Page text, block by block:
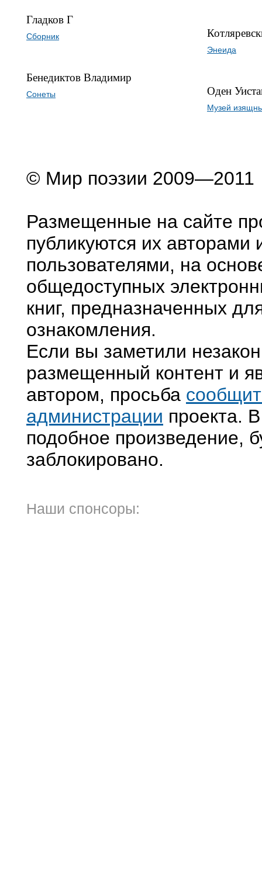
Гладков Г
Сборник
Бенедиктов Владимир
Сонеты
Энеида
Оден
Музей
© Мир поэзии 2009—2011
Размещенные на сайте
публикуются их авторами
пользователями, на
общедоступных
книг, предназначенных
ознакомления.
Если вы заметили
размещенный контент и
автором, просьба
администрации проекта.
подобное произведение,
заблокировано.
Наши спонсоры: